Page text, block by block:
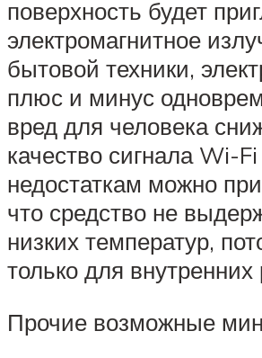
поверхность будет
электромагнитное
бытовой техники,
плюс и минус
вред для человека
качество сигнала Wi-
недостаткам можно
что средство не
низких температур,
только для внутренних
Прочие возможные